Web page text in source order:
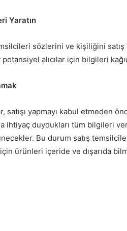
Yaratın
sözlerini ve kişiliğini
potansiyel alıcılar için bilgileri
satışı yapmayı kabul etmeden
ihtiyaç duydukları tüm bilgileri
Bu durum satış
ürünleri içeride ve dışarıda